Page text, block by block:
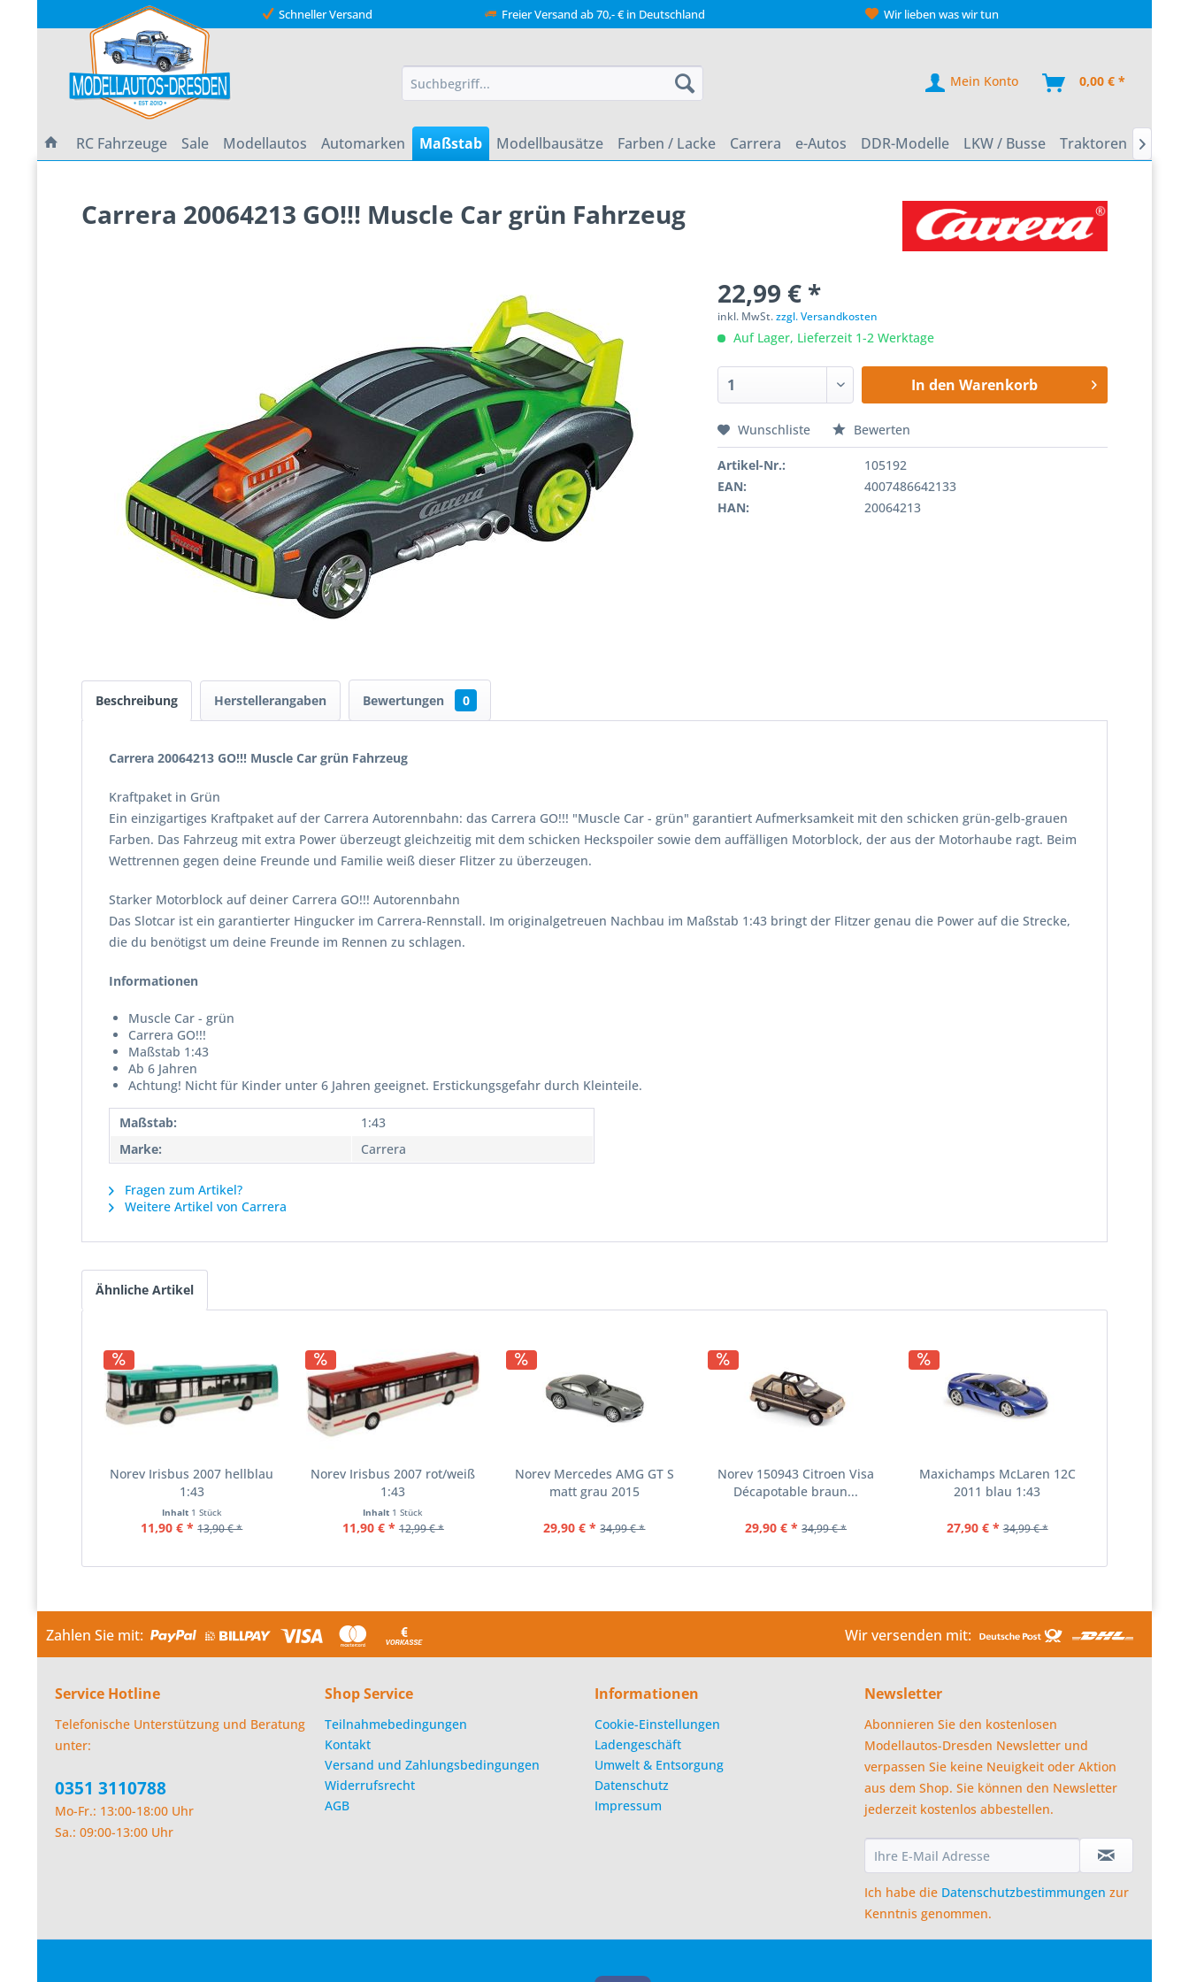
Schneller Versand Freier Versand ab 70,- € in Deutschland Wir lieben was wir tun
Mein Konto 0,00 € *
RC Fahrzeuge Sale Modellautos Automarken Maßstab Modellbausätze Farben / Lacke Carrera e-Autos DDR-Modelle LKW / Busse Traktoren 
Carrera 20064213 GO!!! Muscle Car grün Fahrzeug
22,99 € *
inkl. MwSt.zzgl. Versandkosten
Auf Lager, Lieferzeit 1-2 Werktage
In den Warenkorb
Wunschliste Bewerten
Artikel-Nr.:
105192
EAN:
4007486642133
HAN:
20064213
Beschreibung Herstellerangaben Bewertungen 0
Carrera 20064213 GO!!! Muscle Car grün Fahrzeug
Kraftpaket in Grün
Ein einzigartiges Kraftpaket auf der Carrera Autorennbahn: das Carrera GO!!! "Muscle Car - grün" garantiert Aufmerksamkeit mit den schicken grün-gelb-grauen
Farben. Das Fahrzeug mit extra Power überzeugt gleichzeitig mit dem schicken Heckspoiler sowie dem auffälligen Motorblock, der aus der Motorhaube ragt. Beim
Wettrennen gegen deine Freunde und Familie weiß dieser Flitzer zu überzeugen.
Starker Motorblock auf deiner Carrera GO!!! Autorennbahn
Das Slotcar ist ein garantierter Hingucker im Carrera-Rennstall. Im originalgetreuen Nachbau im Maßstab 1:43 bringt der Flitzer genau die Power auf die Strecke,
die du benötigst um deine Freunde im Rennen zu schlagen.
Informationen
Muscle Car - grün
Carrera GO!!!
Maßstab 1:43
Ab 6 Jahren
Achtung! Nicht für Kinder unter 6 Jahren geeignet. Erstickungsgefahr durch Kleinteile.
Maßstab:
1:43
Marke:
Carrera
Fragen zum Artikel?
Weitere Artikel von Carrera
Ähnliche Artikel
Norev Irisbus 2007 hellblau
1:43
Inhalt 1 Stück
11,90 € * 13,90 € *
Norev Irisbus 2007 rot/weiß
1:43
Inhalt 1 Stück
11,90 € * 12,99 € *
Norev Mercedes AMG GT S
matt grau 2015
29,90 € * 34,99 € *
Norev 150943 Citroen Visa
Décapotable braun...
29,90 € * 34,99 € *
Maxichamps McLaren 12C
2011 blau 1:43
27,90 € * 34,99 € *
Zahlen Sie mit: Wir versenden mit:
Service Hotline
Telefonische Unterstützung und Beratung
unter:
0351 3110788
Mo-Fr.: 13:00-18:00 Uhr
Sa.: 09:00-13:00 Uhr
Shop Service
Teilnahmebedingungen
Kontakt
Versand und Zahlungsbedingungen
Widerrufsrecht
AGB
Informationen
Cookie-Einstellungen
Ladengeschäft
Umwelt & Entsorgung
Datenschutz
Impressum
Newsletter
Abonnieren Sie den kostenlosen
Modellautos-Dresden Newsletter und
verpassen Sie keine Neuigkeit oder Aktion
aus dem Shop. Sie können den Newsletter
jederzeit kostenlos abbestellen.
Ich habe die Datenschutzbestimmungen zur
Kenntnis genommen.